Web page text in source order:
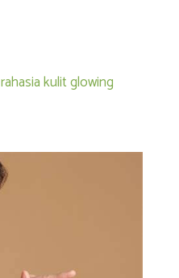
rahasia kulit glowing